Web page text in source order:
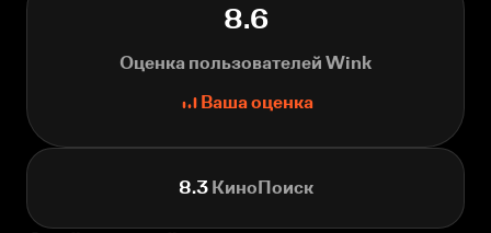
8.6
Оценка пользователей Wink
Ваша оценка
8.3КиноПоиск